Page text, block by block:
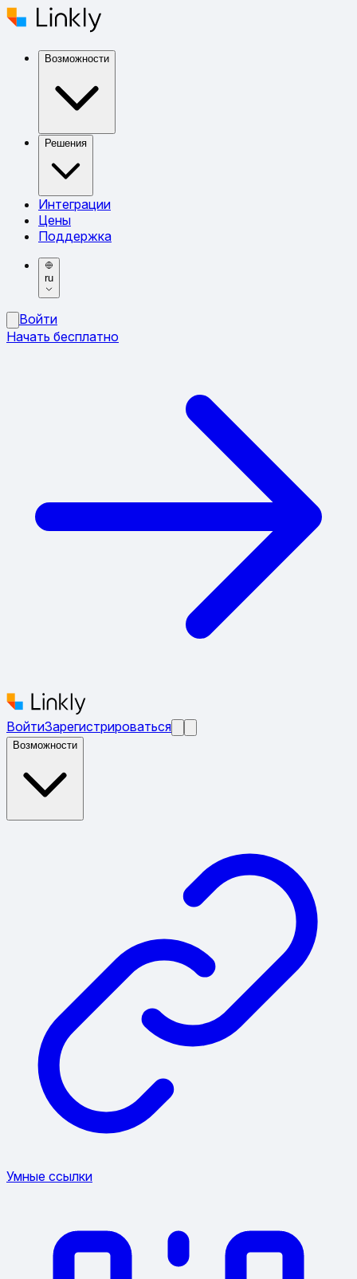
Возможности
Решения
Интеграции
Цены
Поддержка
ru
Войти
Начать бесплатно
ВойтиЗарегистрироваться
Возможности
Умные ссылки